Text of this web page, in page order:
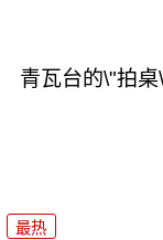
青瓦台的\"拍桌
最热